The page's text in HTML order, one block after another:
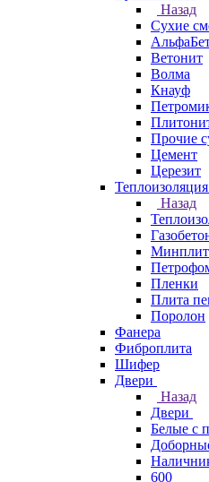
Назад
Сухие
Ветонит
Волма
Кнауф
Прочие
Цемент
Церезит
Теплоизоляция
Назад
Пленки
Плита
Поролон
Фанера
Фиброплита
Шифер
Двери
Назад
Двери
Белые с
600